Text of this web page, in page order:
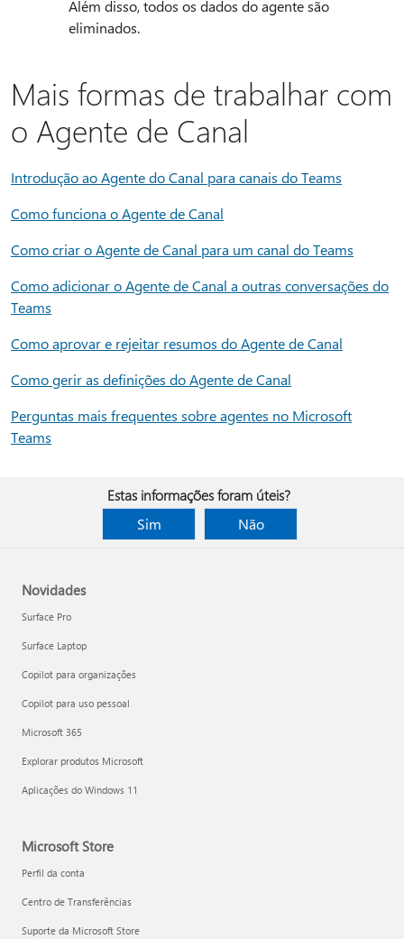
Além disso, todos os dados do agente são
eliminados.
Mais formas de trabalhar com
o Agente de Canal
Introdução ao Agente do Canal para canais do Teams
Como funciona o Agente de Canal
Como criar o Agente de Canal para um canal do Teams
Como adicionar o Agente de Canal a outras conversações do
Teams
Como aprovar e rejeitar resumos do Agente de Canal
Como gerir as definições do Agente de Canal
Perguntas mais frequentes sobre agentes no Microsoft
Teams
Estas informações foram úteis?
Sim
Não
Novidades
Surface Pro
Surface Laptop
Copilot para organizações
Copilot para uso pessoal
Microsoft 365
Explorar produtos Microsoft
Aplicações do Windows 11
Microsoft Store
Perfil da conta
Centro de Transferências
Suporte da Microsoft Store